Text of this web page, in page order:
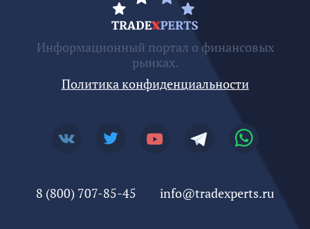
Информационный портал о финансовых
рынках.
Политика конфиденциальности
8 (800) 707-85-45 info@tradexperts.ru